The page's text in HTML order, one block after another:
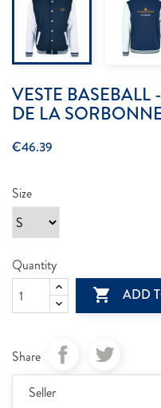
VESTE
DE LA
€46.39
Size
Quantity
 ADD
Share
Seller